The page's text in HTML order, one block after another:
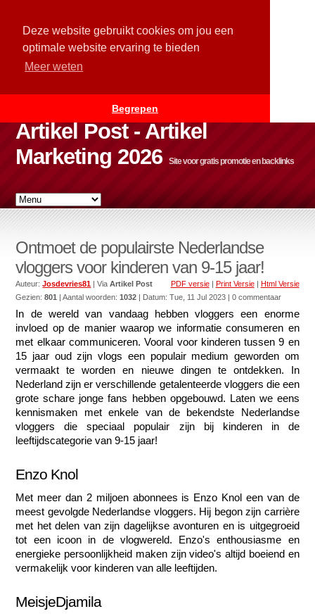
Deze website gebruikt cookies om jou een
optimale website ervaring te bieden
Meer weten
Begrepen
Artikel Post - Artikel
Marketing 2026
Site voor gratis promotie en backlinks
Ontmoet de populairste Nederlandse
vloggers voor kinderen van 9-15 jaar!
PDF versie| Print Versie| Html Versie
Auteur:Josdevries81 | ViaArtikel Post
Gezien:801 | Aantal woorden:1032 | Datum:Tue, 11 Jul 2023 | 0 commentaar
In de wereld van vandaag hebben vloggers een enorme
invloed op de manier waarop we informatie consumeren en
met elkaar communiceren. Vooral voor kinderen tussen 9 en
15 jaar oud zijn vlogs een populair medium geworden om
vermaakt te worden en nieuwe dingen te ontdekken. In
Nederland zijn er verschillende getalenteerde vloggers die een
grote schare jonge fans hebben opgebouwd. Laten we eens
kennismaken met enkele van de bekendste Nederlandse
vloggers die speciaal populair zijn bij kinderen in de
leeftijdscategorie van 9-15 jaar!
Enzo Knol
Met meer dan 2 miljoen abonnees is Enzo Knol een van de
meest gevolgde Nederlandse vloggers. Hij begon zijn carrière
met het delen van zijn dagelijkse avonturen en is uitgegroeid
tot een icoon in de vlogwereld. Enzo's enthousiasme en
energieke persoonlijkheid maken zijn video's altijd boeiend en
vermakelijk voor kinderen van alle leeftijden.
MeisjeDjamila